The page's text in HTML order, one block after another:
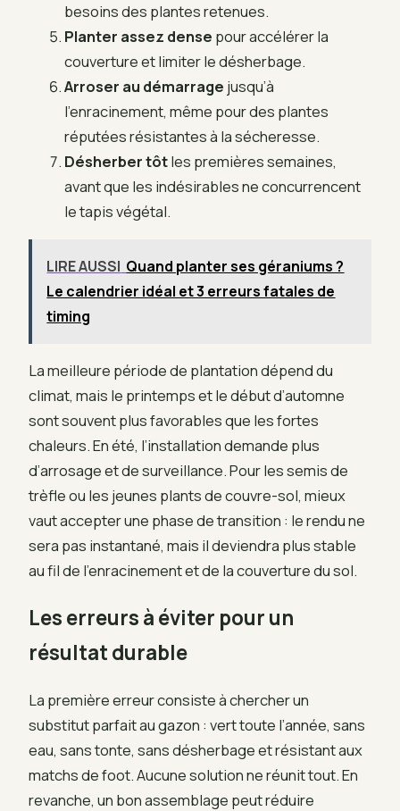
besoins des plantes retenues.
Planter assez dense pour accélérer la
couverture et limiter le désherbage.
Arroser au démarrage jusqu’à
l’enracinement, même pour des plantes
réputées résistantes à la sécheresse.
Désherber tôtles premières semaines,
avant que les indésirables ne concurrencent
le tapis végétal.
LIRE AUSSI Quand planter ses géraniums ?
Le calendrier idéal et 3 erreurs fatales de
timing
La meilleure période de plantation dépend du
climat, mais le printemps et le début d’automne
sont souvent plus favorables que les fortes
chaleurs. En été, l’installation demande plus
d’arrosage et de surveillance. Pour les semis de
trèfle ou les jeunes plants de couvre-sol, mieux
vaut accepter une phase de transition : le rendu ne
sera pas instantané, mais il deviendra plus stable
au fil de l’enracinement et de la couverture du sol.
Les erreurs à éviter pour un
résultat durable
La première erreur consiste à chercher un
substitut parfait au gazon : vert toute l’année, sans
eau, sans tonte, sans désherbage et résistant aux
matchs de foot. Aucune solution ne réunit tout. En
revanche, un bon assemblage peut réduire